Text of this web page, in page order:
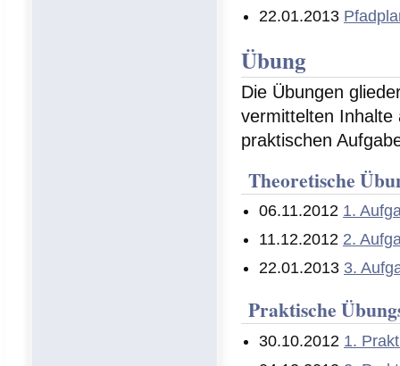
22.01.2013
Übung
Die Übungen
vermittelten Inhalte
praktischen
Theoretische
06.11.2012 1.
11.12.2012 2.
22.01.2013 3.
Praktische
30.10.2012 1.